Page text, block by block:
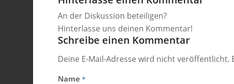
An der Diskussion beteiligen?
Hinterlasse uns deinen Kommentar!
Schreibe einen Kommentar
Deine E-Mail-Adresse wird nicht veröffentlicht.
Name*